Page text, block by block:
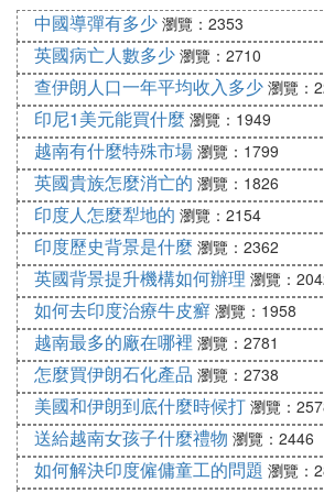
中國導彈有多少 瀏覽：2353
英國病亡人數多少 瀏覽：2710
查伊朗人口一年平均收入多少 瀏覽：
印尼1美元能買什麼 瀏覽：1949
越南有什麼特殊市場 瀏覽：1799
英國貴族怎麼消亡的 瀏覽：1826
印度人怎麼犁地的 瀏覽：2154
印度歷史背景是什麼 瀏覽：2362
英國背景提升機構如何辦理 瀏覽：
如何去印度治療牛皮癬 瀏覽：1958
越南最多的廠在哪裡 瀏覽：2781
怎麼買伊朗石化產品 瀏覽：2738
美國和伊朗到底什麼時候打 瀏覽：
送給越南女孩子什麼禮物 瀏覽：2446
如何解決印度僱傭童工的問題 瀏覽：